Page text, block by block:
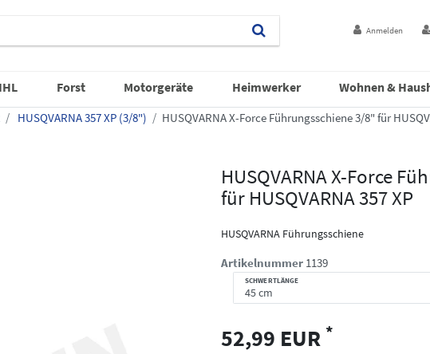
Anmelden
Forst Motorgeräte Heimwerker Wohnen &
HUSQVARNA 357 XP (3/8") HUSQVARNA X-Force Führungsschiene 3/8" für
HUSQVARNA X-Force
für HUSQVARNA 357 XP
HUSQVARNA Führungsschiene
Artikelnummer 1139
SCHWERTLÄNGE
52,99 EUR *